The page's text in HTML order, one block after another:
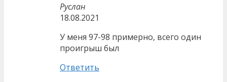
Руслан
18.08.2021
У меня 97-98 примерно, всего один
проигрыш был
Ответить